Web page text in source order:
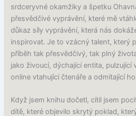
srdceryvné okamžiky a špetku
přesvědčivé vyprávění, které mě
důkaz síly vyprávění, která nás
inspirovat. Je to vzácný talent, který
příběh tak přesvědčivý, tak plný
jako živoucí, dýchající entita, pulzující
online vtahující čtenáře a odmítající
Když jsem knihu dočetl, cítil jsem
dítě, které objevilo skrytý poklad,